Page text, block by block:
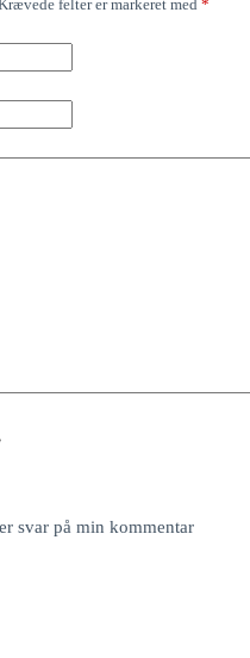
felter er markeret med *
svar på min kommentar